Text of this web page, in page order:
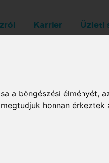
a böngészési élményét,
honnan érkeztek
Karrier Üzleti